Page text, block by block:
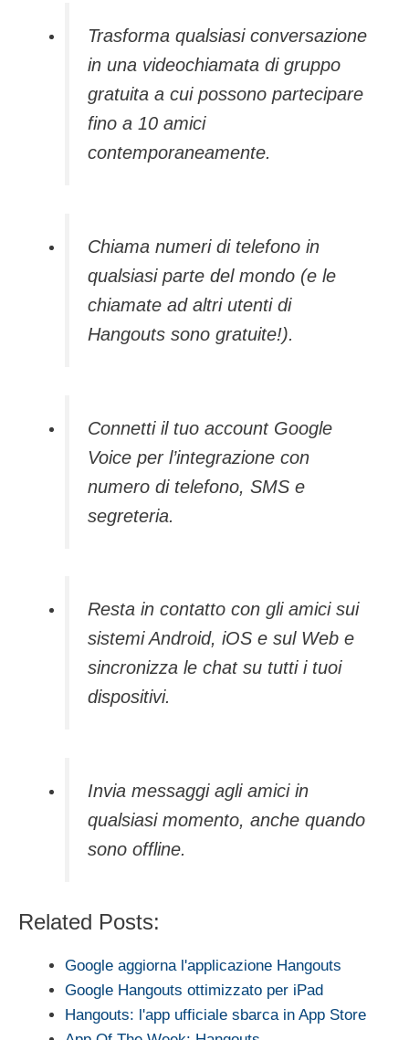
Trasforma qualsiasi conversazione
in una videochiamata di gruppo
gratuita a cui possono partecipare
fino a 10 amici
contemporaneamente.
Chiama numeri di telefono in
qualsiasi parte del mondo (e le
chiamate ad altri utenti di
Hangouts sono gratuite!).
Connetti il tuo account Google
Voice per l’integrazione con
numero di telefono, SMS e
segreteria.
Resta in contatto con gli amici sui
sistemi Android, iOS e sul Web e
sincronizza le chat su tutti i tuoi
dispositivi.
Invia messaggi agli amici in
qualsiasi momento, anche quando
sono offline.
Related Posts:
Google aggiorna l'applicazione Hangouts
Google Hangouts ottimizzato per iPad
Hangouts: l'app ufficiale sbarca in App Store